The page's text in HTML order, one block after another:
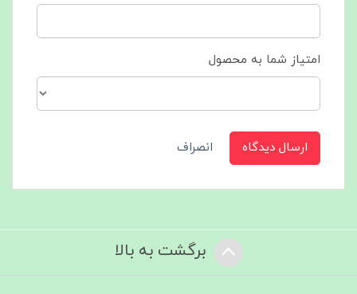
امتیاز شما به محصول
ارسال دیدگاه انصراف
برگشت به بالا